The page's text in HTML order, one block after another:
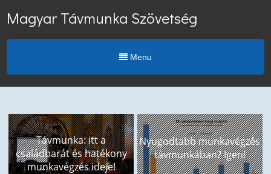
Magyar Távmunka Szövetség
Menu
Távmunka: itt a
családbarát és hatékony
munkavégzés ideje!
Nyugodtabb munkavégzés
távmunkában? Igen!